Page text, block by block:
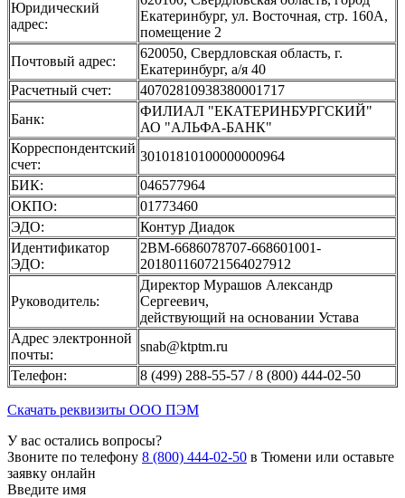
Юридический
адрес:
Екатеринбург, ул. Восточная, стр. 160А,
помещение 2
Почтовый адрес:
620050, Свердловская область, г.
Екатеринбург, а/я 40
Расчетный счет:
40702810938380001717
Банк:
ФИЛИАЛ "ЕКАТЕРИНБУРГСКИЙ"
АО "АЛЬФА-БАНК"
Корреспондентский
счет:
30101810100000000964
БИК:
046577964
ОКПО:
01773460
ЭДО:
Контур Диадок
Идентификатор
ЭДО:
2BM-6686078707-668601001-
201801160721564027912
Руководитель:
Директор Мурашов Александр
Сергеевич,
действующий на основании Устава
Адрес электронной
почты:
snab@ktptm.ru
Телефон:
8 (499) 288-55-57 / 8 (800) 444-02-50
Скачать реквизиты ООО ПЭМ
У вас остались вопросы?
Звоните по телефону 8 (800) 444-02-50 в Тюмени или оставьте
заявку онлайн
Введите имя